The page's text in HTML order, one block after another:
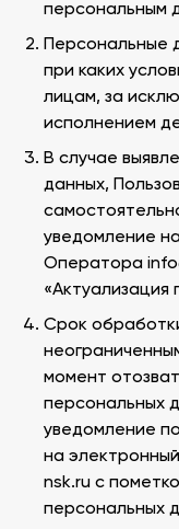
персональным
Персональные
при каких
лицам, за
исполнением
В случае
данных,
уведомление
Оператора
«Актуализация
Срок
момент
персональных
уведомление
на
nsk.ru с
персональных